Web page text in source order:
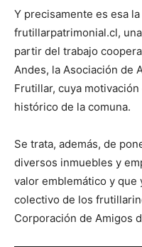
Y precisamente es esa
frutillarpatrimonial.cl,
partir del trabajo
Andes, la Asociación de
Frutillar, cuya
histórico de la comuna.
Se trata, además, de
diversos inmuebles y
valor emblemático y que
colectivo de los
Corporación de Amigos